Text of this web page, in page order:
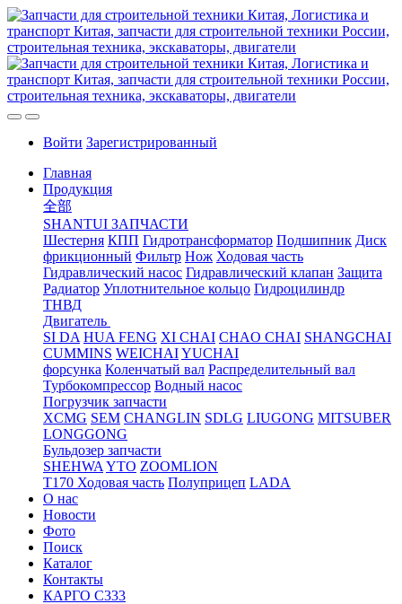
Войти Зарегистрированный
Главная
Продукция
全部
SHANTUI ЗАПЧАСТИ
Шестерня КПП Гидротрансформатор Подшипник Диск
фрикционный Фильтр Нож Ходовая часть
Гидравлический насос Гидравлический клапан Защита
Радиатор Уплотнительное кольцо Гидроцилиндр
ТНВД
Двигатель
SI DA HUA FENG XI CHAI CHAO CHAI SHANGCHAI
CUMMINS WEICHAIYUCHAI
форсунка Коленчатый вал Распределительный вал
Турбокомпрессор Водный насос
Погрузчик запчасти
XCMG SEM CHANGLIN SDLG LIUGONG MITSUBER
LONGGONG
Бульдозер запчасти
SHEHWA YTO ZOOMLION
T170 Ходовая часть Полуприцеп LADA
О нас
Новости
Фото
Поиск
Каталог
Контакты
КАРГО С333